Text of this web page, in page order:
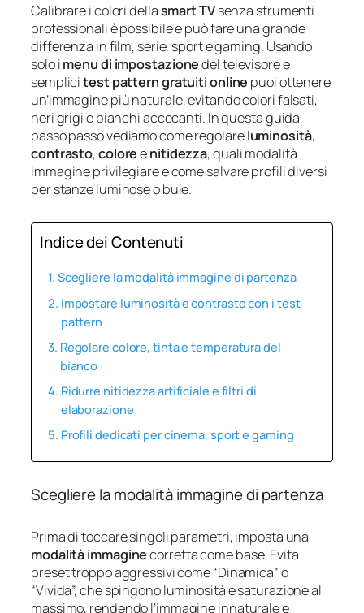
Calibrare i colori dellasmart TVsenza strumenti
professionali è possibile e può fare una grande
differenza in film, serie, sport e gaming. Usando
solo imenu di impostazionedel televisore e
semplicitest pattern gratuiti online puoi ottenere
un’immagine più naturale, evitando colori falsati,
neri grigi e bianchi accecanti. In questa guida
passo passo vediamo come regolareluminosità,
contrasto,coloreenitidezza, quali modalità
immagine privilegiare e come salvare profili diversi
per stanze luminose o buie.
Indice dei Contenuti
Scegliere la modalità immagine di partenza
Impostare luminosità e contrasto con i test
pattern
Regolare colore, tinta e temperatura del
bianco
Ridurre nitidezza artificiale e filtri di
elaborazione
Profili dedicati per cinema, sport e gaming
Scegliere la modalità immagine di partenza
Prima di toccare singoli parametri, imposta una
modalità immaginecorretta come base. Evita
preset troppo aggressivi come “Dinamica” o
“Vivida”, che spingono luminosità e saturazione al
massimo, rendendo l’immagine innaturale e